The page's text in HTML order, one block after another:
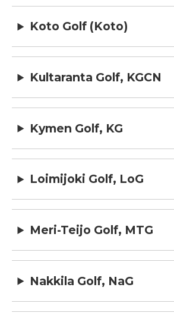
Koto Golf (Koto)
Kultaranta Golf, KGCN
Kymen Golf, KG
Loimijoki Golf, LoG
Meri-Teijo Golf, MTG
Nakkila Golf, NaG